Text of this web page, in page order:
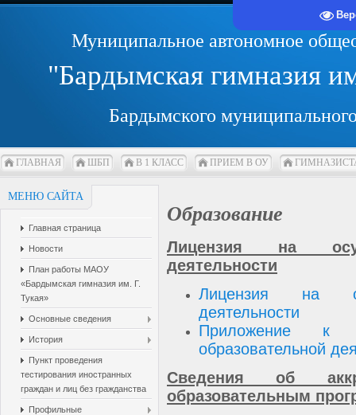
Муниципальное автономное
"Бардымская гимназия
Бардымского
ГЛАВНАЯ ШБП В 1 КЛАСС ПРИЕМ В ОУ
МЕНЮ САЙТА
Главная страница
Новости
План работы МАОУ
«Бардымская гимназия им. Г.
Тукая»
Основные сведения
История
Пункт проведения
тестирования иностранных
граждан и лиц без гражданства
Профильные
Образование
Лицензия на
деятельности
Лицензия на
деятельности
Приложение к
образовательной
Сведения об
образовательным